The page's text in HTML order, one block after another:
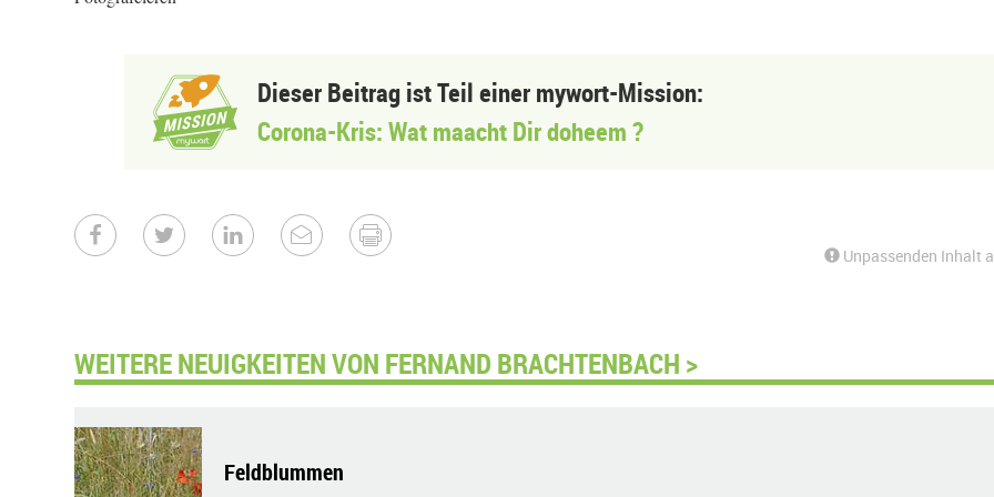
Dieser Beitrag ist Teil einer mywort-Mission:
Corona-Kris: Wat maacht Dir doheem ?
Unpassenden Inhalt
WEITERE NEUIGKEITEN VON FERNAND BRACHTENBACH >
Feldblummen